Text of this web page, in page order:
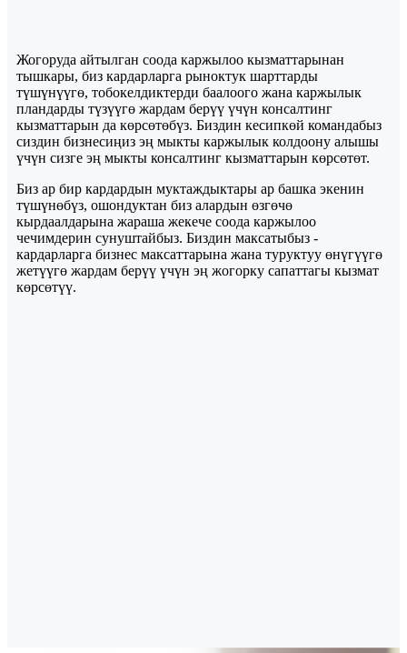
Жогоруда айтылган соода каржылоо кызматтарынан
тышкары, биз кардарларга рыноктук шарттарды
түшүнүүгө, тобокелдиктерди баалоого жана каржылык
пландарды түзүүгө жардам берүү үчүн консалтинг
кызматтарын да көрсөтөбүз. Биздин кесипкөй командабыз
сиздин бизнесиңиз эң мыкты каржылык колдоону алышы
үчүн сизге эң мыкты консалтинг кызматтарын көрсөтөт.
Биз ар бир кардардын муктаждыктары ар башка экенин
түшүнөбүз, ошондуктан биз алардын өзгөчө
кырдаалдарына жараша жекече соода каржылоо
чечимдерин сунуштайбыз. Биздин максатыбыз -
кардарларга бизнес максаттарына жана туруктуу өнүгүүгө
жетүүгө жардам берүү үчүн эң жогорку сапаттагы кызмат
көрсөтүү.